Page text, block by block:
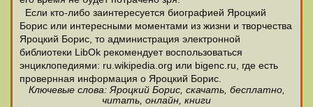
Если кто-либо заинтересуется биографией Яроцкий
Борис или интересными моментами из жизни и творчества
Яроцкий Борис, то администрация электронной
библиотеки LibOk рекомендует воспользоваться
энциклопедиями: ru.wikipedia.org или bigenc.ru, где есть
провернная информация о Яроцкий Борис.
Ключевые слова: Яроцкий Борис, скачать, бесплатно,
читать, онлайн, книги